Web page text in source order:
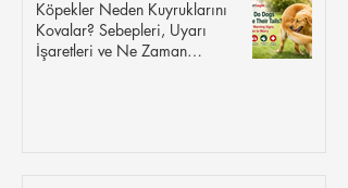
Köpekler Neden Kuyruklarını
Kovalar? Sebepleri, Uyarı
İşaretleri ve Ne Zaman